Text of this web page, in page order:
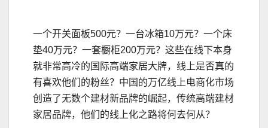
一个开关面板500元？一台冰箱10万元？一个床
垫40万元？一套橱柜200万元？这些在线下本身
就非常高冷的国际高端家居大牌，线上是否真的
有喜欢他们的粉丝？中国的万亿线上电商化市场
创造了无数个建材新品牌的崛起，传统高端建材
家居品牌，他们的线上化之路将何去何从？